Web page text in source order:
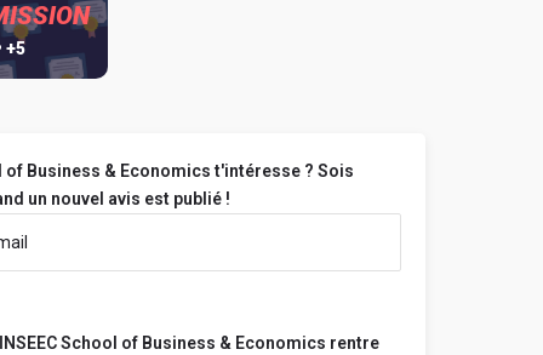
+5
of Business & Economics t'intéresse ? Sois
un nouvel avis est publié !
School of Business & Economics rentre